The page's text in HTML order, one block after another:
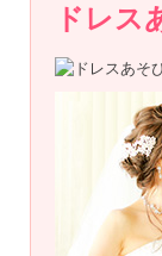
ドレス